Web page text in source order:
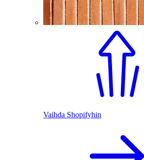
Vaihda Shopifyhin